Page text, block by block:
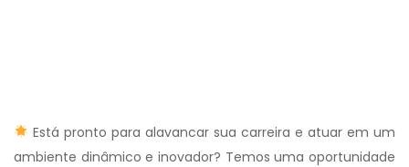
Está pronto para alavancar sua carreira e atuar em um
ambiente dinâmico e inovador? Temos uma oportunidade